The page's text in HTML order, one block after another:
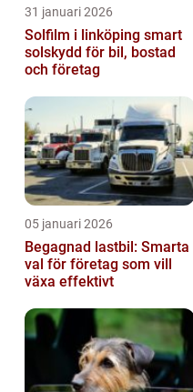
31 januari 2026
Solfilm i linköping smart
solskydd för bil, bostad
och företag
05 januari 2026
Begagnad lastbil: Smarta
val för företag som vill
växa effektivt